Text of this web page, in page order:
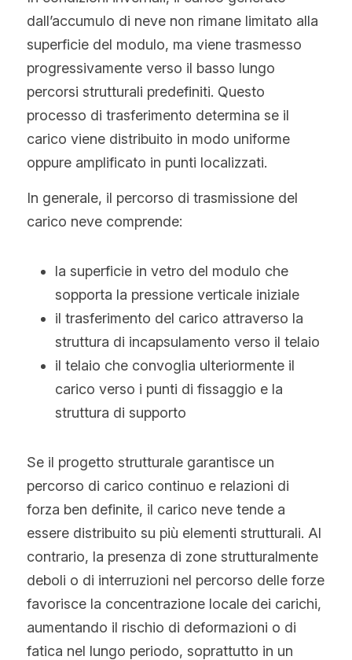
dall’accumulo di neve non rimane limitato alla
superficie del modulo, ma viene trasmesso
progressivamente verso il basso lungo
percorsi strutturali predefiniti. Questo
processo di trasferimento determina se il
carico viene distribuito in modo uniforme
oppure amplificato in punti localizzati.
In generale, il percorso di trasmissione del
carico neve comprende:
la superficie in vetro del modulo che
sopporta la pressione verticale iniziale
il trasferimento del carico attraverso la
struttura di incapsulamento verso il telaio
il telaio che convoglia ulteriormente il
carico verso i punti di fissaggio e la
struttura di supporto
Se il progetto strutturale garantisce un
percorso di carico continuo e relazioni di
forza ben definite, il carico neve tende a
essere distribuito su più elementi strutturali. Al
contrario, la presenza di zone strutturalmente
deboli o di interruzioni nel percorso delle forze
favorisce la concentrazione locale dei carichi,
aumentando il rischio di deformazioni o di
fatica nel lungo periodo, soprattutto in un